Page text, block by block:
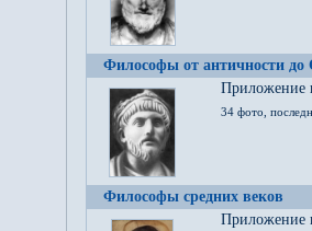
Философы от античности до
Приложение
34 фото,
Философы средних веков
Приложение